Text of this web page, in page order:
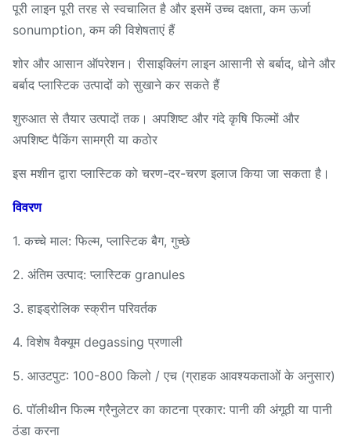
पूरी लाइन पूरी तरह से स्वचालित है और इसमें उच्च दक्षता, कम ऊर्जा
sonumption, कम की विशेषताएं हैं
शोर और आसान ऑपरेशन। रीसाइक्लिंग लाइन आसानी से बर्बाद, धोने और
बर्बाद प्लास्टिक उत्पादों को सुखाने कर सकते हैं
शुरुआत से तैयार उत्पादों तक। अपशिष्ट और गंदे कृषि फिल्मों और
अपशिष्ट पैकिंग सामग्री या कठोर
इस मशीन द्वारा प्लास्टिक को चरण-दर-चरण इलाज किया जा सकता है।
विवरण
1. कच्चे माल: फिल्म, प्लास्टिक बैग, गुच्छे
2. अंतिम उत्पाद: प्लास्टिक granules
3. हाइड्रोलिक स्क्रीन परिवर्तक
4. विशेष वैक्यूम degassing प्रणाली
5. आउटपुट: 100-800 किलो / एच (ग्राहक आवश्यकताओं के अनुसार)
6. पॉलीथीन फिल्म ग्रैनुलेटर का काटना प्रकार: पानी की अंगूठी या पानी
ठंडा करना